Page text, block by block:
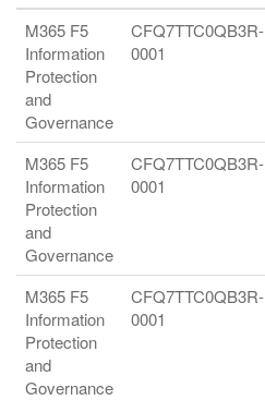
M365 F5
Information
Protection
and
Governance
CFQ7TTC0QB3R-
0001
M365 F5
Information
Protection
and
Governance
CFQ7TTC0QB3R-
0001
M365 F5
Information
Protection
and
Governance
CFQ7TTC0QB3R-
0001